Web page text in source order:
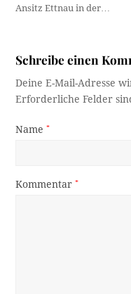
Ansitz Ettnau in der…
Schreibe einen
Deine E-Mail-Adresse
Erforderliche Felder
Name*
Kommentar*